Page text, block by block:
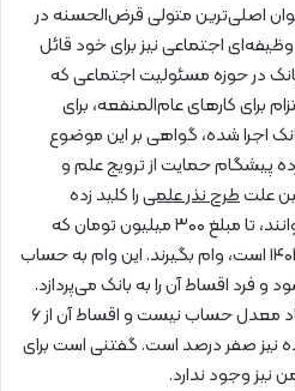
اصلی‌ترین متولی قرض‌الحسنه در
اجتماعی نیز برای خود قائل
در حوزه مسئولیت اجتماعی که
برای کارهای عام‌المنفعه، برای
اجرا شده، گواهی بر این موضوع
پیشگام حمایت از ترویج علم و
علتطرح نذر علمیرا کلید زده
است. هر یک از افراد جامعه می‌توانند، تا مبلغ ۳۰۰ میلیون تومان که
سقف وام قرض‌الحسنه در سال ۱۴۰۲ است، وام بگیرند. این وام به حساب
اقساط آن را به بانک می‌پردازد.
برای دریافت این وام نیازی به ایجاد معدل حساب نیست و اقساط آن از ۶
شده نیز صفر درصد است. گفتنی است برای
نیز وجود ندارد.